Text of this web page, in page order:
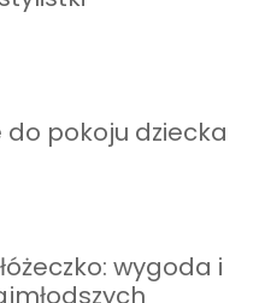
pokoju dziecka
wygoda i